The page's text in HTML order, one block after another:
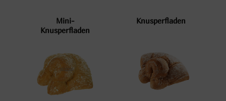
Mini-
Knusperfladen
Knusperfladen